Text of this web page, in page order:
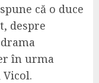
că o duce
despre
în urma